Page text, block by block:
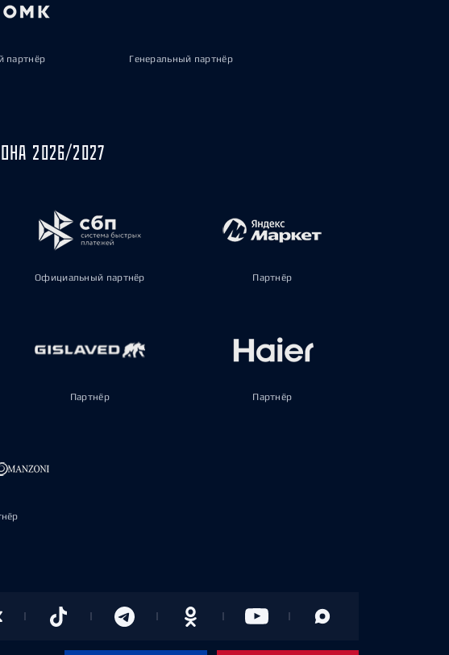
партнёр Генеральный партнёр
2026/2027
Официальный партнёр Партнёр
Партнёр Партнёр